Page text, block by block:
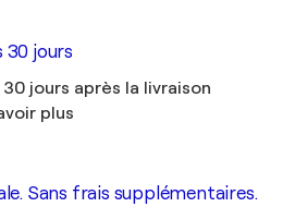
30 jours
jours après la livraison
plus
Sans frais supplémentaires.